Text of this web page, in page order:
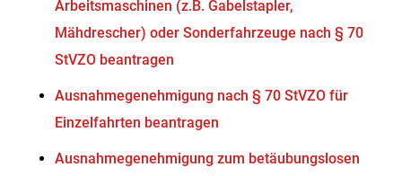
Arbeitsmaschinen (z.B. Gabelstapler,
Mähdrescher) oder Sonderfahrzeuge nach § 70
StVZO beantragen
Ausnahmegenehmigung nach § 70 StVZO für
Einzelfahrten beantragen
Ausnahmegenehmigung zum betäubungslosen